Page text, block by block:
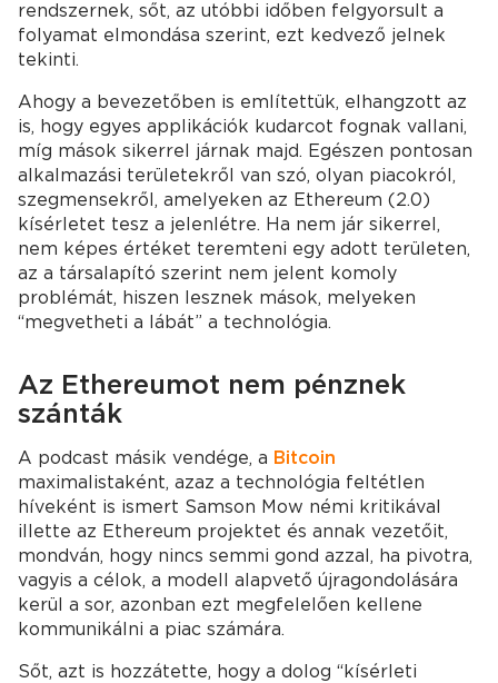
rendszernek, sőt, az utóbbi időben felgyorsult a
folyamat elmondása szerint, ezt kedvező jelnek
tekinti.
Ahogy a bevezetőben is említettük, elhangzott az
is, hogy egyes applikációk kudarcot fognak vallani,
míg mások sikerrel járnak majd. Egészen pontosan
alkalmazási területekről van szó, olyan piacokról,
szegmensekről, amelyeken az Ethereum (2.0)
kísérletet tesz a jelenlétre. Ha nem jár sikerrel,
nem képes értéket teremteni egy adott területen,
az a társalapító szerint nem jelent komoly
problémát, hiszen lesznek mások, melyeken
“megvetheti a lábát” a technológia.
Az Ethereumot nem pénznek
szánták
A podcast másik vendége, a Bitcoin
maximalistaként, azaz a technológia feltétlen
híveként is ismert Samson Mow némi kritikával
illette az Ethereum projektet és annak vezetőit,
mondván, hogy nincs semmi gond azzal, ha pivotra,
vagyis a célok, a modell alapvető újragondolására
kerül a sor, azonban ezt megfelelően kellene
kommunikálni a piac számára.
Sőt, azt is hozzátette, hogy a dolog “kísérleti